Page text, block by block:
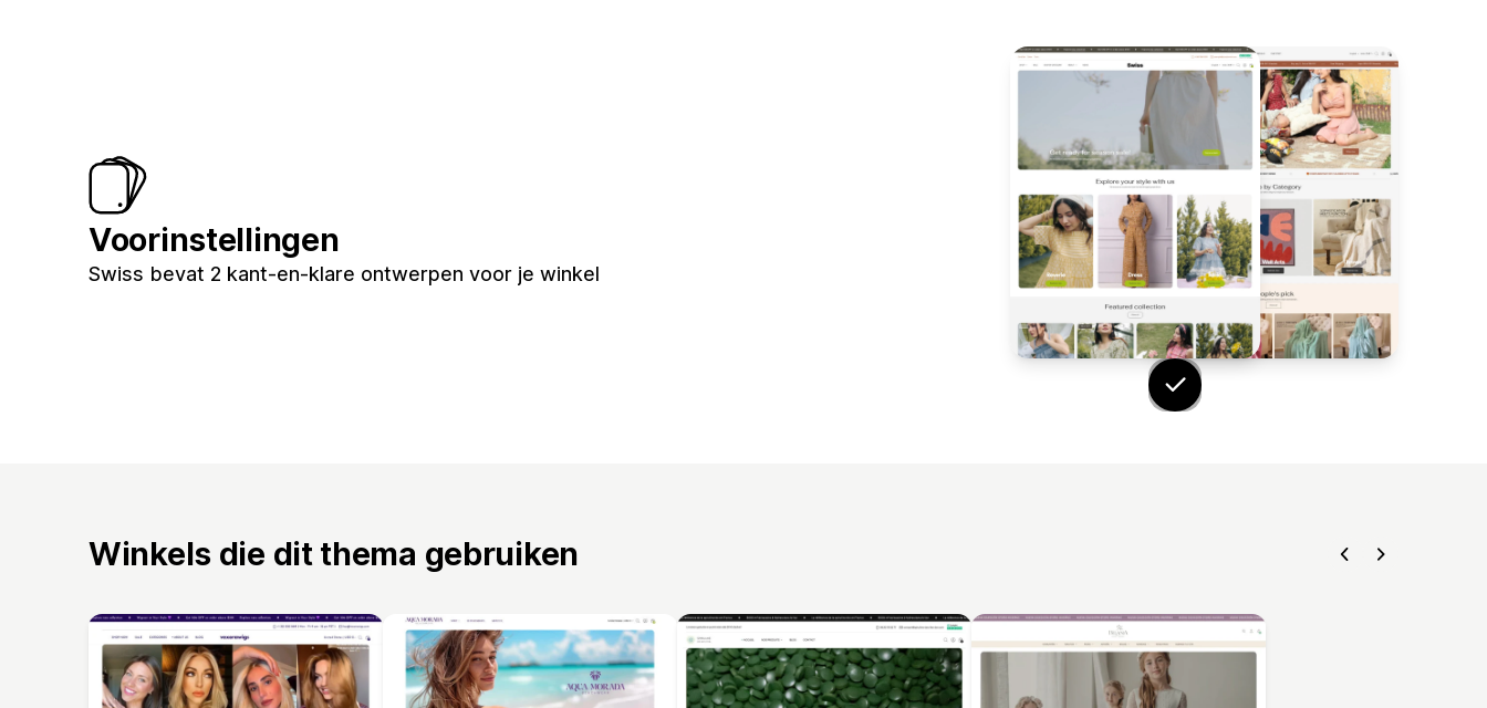
Voorinstellingen
Swiss bevat 2 kant-en-klare ontwerpen voor je winkel
Winkels die dit thema gebruiken